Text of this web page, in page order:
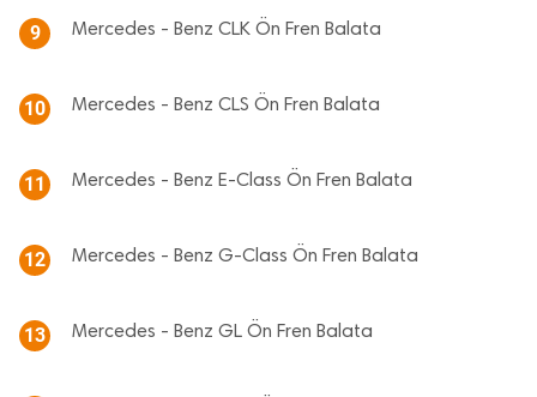
9 Mercedes - Benz CLK Ön Fren Balata
10 Mercedes - Benz CLS Ön Fren Balata
11 Mercedes - Benz E-Class Ön Fren Balata
12 Mercedes - Benz G-Class Ön Fren Balata
13 Mercedes - Benz GL Ön Fren Balata